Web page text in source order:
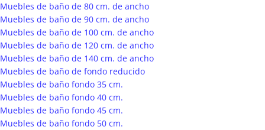
Muebles de baño de 80 cm. de ancho
Muebles de baño de 90 cm. de ancho
Muebles de baño de 100 cm. de ancho
Muebles de baño de 120 cm. de ancho
Muebles de baño de 140 cm. de ancho
Muebles de baño de fondo reducido
Muebles de baño fondo 35 cm.
Muebles de baño fondo 40 cm.
Muebles de baño fondo 45 cm.
Muebles de baño fondo 50 cm.